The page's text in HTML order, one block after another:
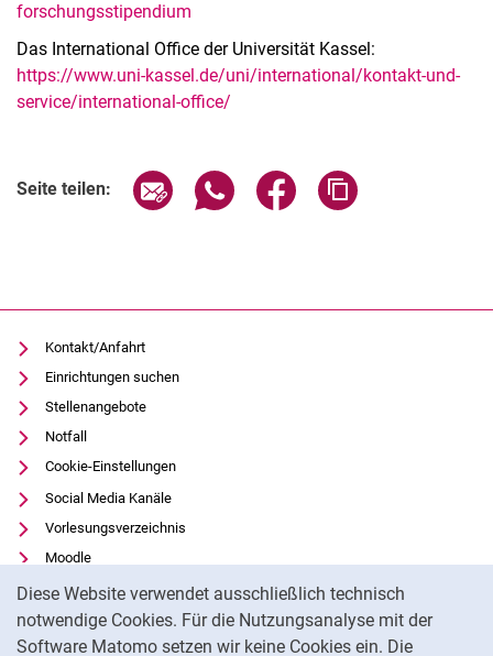
Diese Website verwendet ausschließlich technisch
notwendige Cookies. Für die Nutzungsanalyse mit der
Software Matomo setzen wir keine Cookies ein. Die
forschungsstipendium
Das International Office der Universität Kassel:
https://www.uni-kassel.de/uni/international/kontakt-und-
service/international-office/
Seite teilen: Seite über E-Mail teilen
Seite über WhatsApp teilen
Seite über Facebook
Kontakt/Anfahrt
Einrichtungen suchen
Stellenangebote
Notfall
Cookie-Einstellungen
Social Media Kanäle
Vorlesungsverzeichnis
Moodle
Panopto
Universitätsbibliothek
Datenschutz